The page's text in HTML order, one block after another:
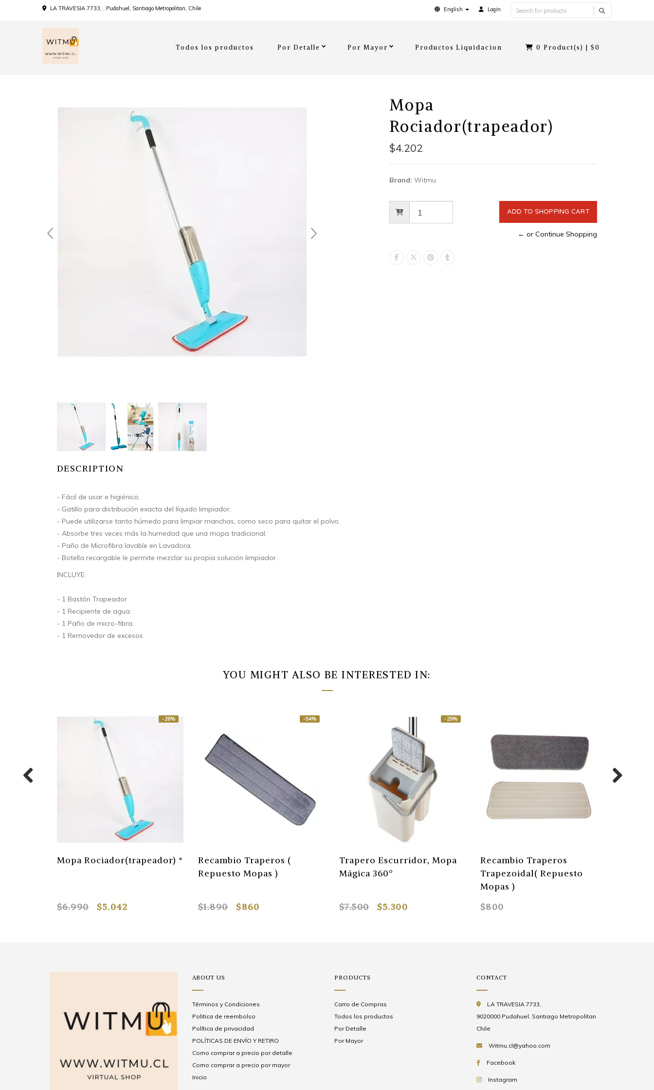
LA TRAVESIA 7733, , Pudahuel, Santiago Metropolitan, Chile English Login
Todos los productos Por Detalle Por Mayor Productos Liquidacion 0 Product(s) |$0
DESCRIPTION
- Fácil de usar e higiénico.
- Gatillo para distribución exacta del líquido limpiador.
- Puede utilizarse tanto húmedo para limpiar manchas, como seco para quitar el polvo.
- Absorbe tres veces más la humedad que una mopa tradicional.
- Paño de Microfibra lavable en Lavadora.
- Botella recargable le permite mezclar su propia solución limpiador
INCLUYE:
- 1 Bastón Trapeador
- 1 Recipiente de agua.
- 1 Paño de micro-fibra.
- 1 Removedor de excesos
Mopa
Rociador(trapeador)
$4.202
Brand: Witmu
← or Continue Shopping
YOU MIGHT ALSO BE INTERESTED IN:
-28%
Mopa Rociador(trapeador) *
$6.990 $5.042
-54%
Recambio Traperos (
Repuesto Mopas )
$1.890 $860
-29%
Trapero Escurridor, Mopa
Mágica 360º
$7.500 $5.300
Recambio Traperos
Trapezoidal( Repuesto
Mopas )
$800
ABOUT US
Términos y Condiciones
Politica de reembolso
Política de privacidad
POLÍTICAS DE ENVÍO Y RETIRO
Como comprar a precio por detalle
Como comprar a precio por mayor
Inicio
PRODUCTS
Carro de Compras
Todos los productos
Por Detalle
Por Mayor
CONTACT
LA TRAVESIA 7733,
9020000 Pudahuel, Santiago Metropolitan
Chile
Witmu.cl@yahoo.com
Facebook
Instagram